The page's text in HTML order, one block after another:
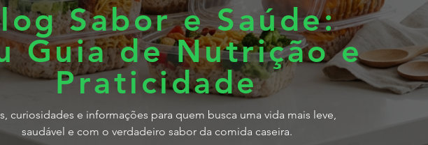
Sabor e Saúde:
Guia de Nutrição e
Praticidade
curiosidades e informações para quem busca uma vida mais leve,
saudável e com o verdadeiro sabor da comida caseira.